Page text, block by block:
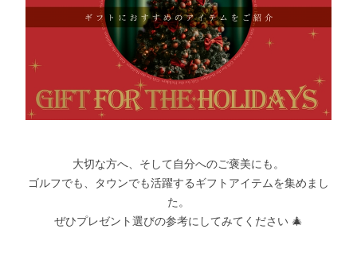
大切な方へ、そして自分へのご褒美にも。
ゴルフでも、タウンでも活躍するギフトアイテムを集めまし
た。
ぜひプレゼント選びの参考にしてみてください 🎄